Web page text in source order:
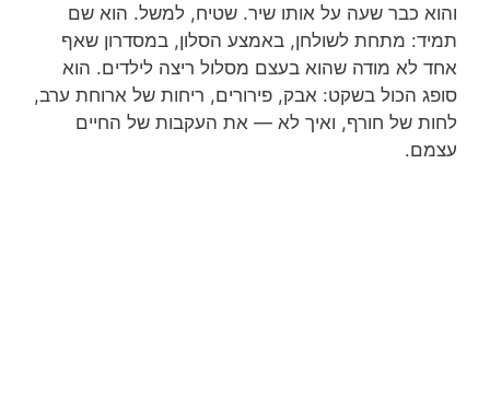
והוא כבר שעה על אותו שיר. שטיח, למשל. הוא שם
תמיד: מתחת לשולחן, באמצע הסלון, במסדרון שאף
אחד לא מודה שהוא בעצם מסלול ריצה לילדים. הוא
סופג הכול בשקט: אבק, פירורים, ריחות של ארוחת ערב,
לחות של חורף, ואיך לא — את העקבות של החיים
עצמם.